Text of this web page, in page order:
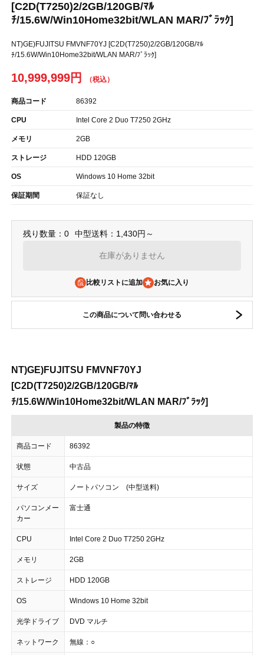
[C2D(T7250)2/2GB/120GB/ﾏﾙ
ﾁ/15.6W/Win10Home32bit/WLAN MAR/ﾌﾞﾗｯｸ]
NT)GE)FUJITSU FMVNF70YJ [C2D(T7250)2/2GB/120GB/ﾏﾙ
ﾁ/15.6W/Win10Home32bit/WLAN MAR/ﾌﾞﾗｯｸ]
10,999,999円
商品コード 86392
CPU Intel Core 2 Duo T7250 2GHz
メモリ 2GB
ストレージ HDD 120GB
OS Windows 10 Home 32bit
保証期間 保証なし
残り数量：0 中型送料：1,430円～
在庫がありません
比較リストに追加
この商品について問い合わせる
NT)GE)FUJITSU FMVNF70YJ
[C2D(T7250)2/2GB/120GB/ﾏﾙ
ﾁ/15.6W/Win10Home32bit/WLAN MAR/ﾌﾞﾗｯｸ]
製品の特徴
商品コード 86392
状態 中古品
サイズ ノートパソコン (中型送料)
パソコンメー
カー
富士通
CPU Intel Core 2 Duo T7250 2GHz
メモリ 2GB
ストレージ HDD 120GB
OS Windows 10 Home 32bit
光学ドライブ DVD マルチ
ネットワーク 無線：○